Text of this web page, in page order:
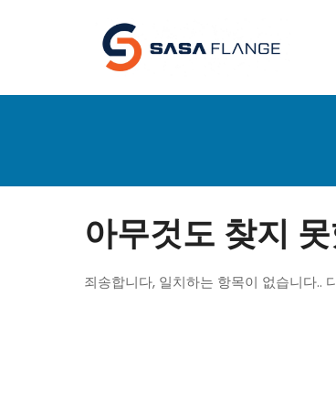
아무것도 찾지
죄송합니다, 일치하는 항목이 없습니다..